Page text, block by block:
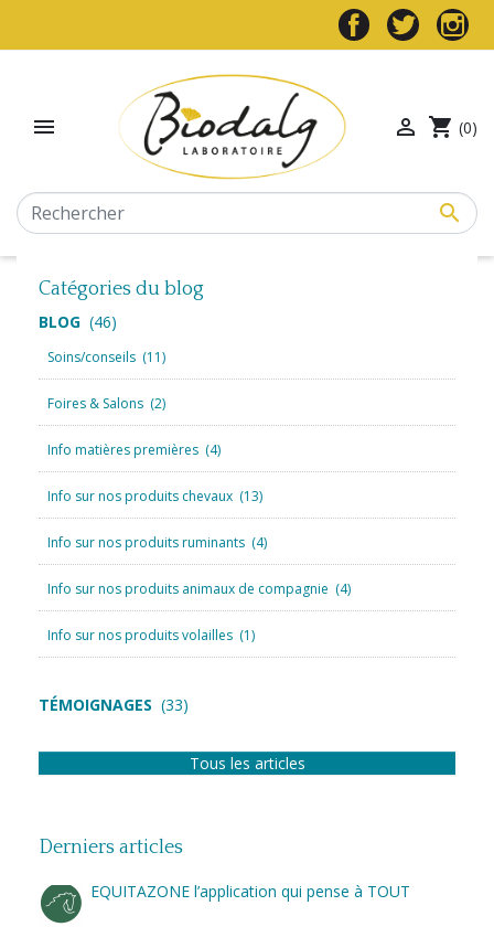


 shopping_cart (0)
Catégories du blog
BLOG (46)
Soins/conseils (11)
Foires & Salons (2)
Info matières premières (4)
Info sur nos produits chevaux (13)
Info sur nos produits ruminants (4)
Info sur nos produits animaux de compagnie (4)
Info sur nos produits volailles (1)
TÉMOIGNAGES (33)
Tous les articles
Derniers articles
EQUITAZONE l’application qui pense à TOUT